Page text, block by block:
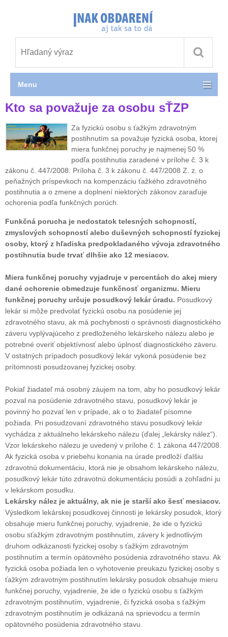
Kto sa považuje za osobu sŤZP
Za fyzickú osobu s ťažkým zdravotným
postihnutím sa považuje fyzická osoba, ktorej
miera funkčnej poruchy je najmenej 50 %
podľa postihnutia zaradené v prílohe č. 3 k
zákonu č. 447/2008. Príloha č. 3 k zákonu č. 447/2008 Z. z. o
peňažných príspevkoch na kompenzáciu ťažkého zdravotného
postihnutia a o zmene a doplnení niektorých zákonov zaraďuje
ochorenia podľa funkčných porúch.
Funkčná porucha je nedostatok telesných schopností,
zmyslových schopností alebo duševných schopností fyzickej
osoby, ktorý z hľadiska predpokladaného vývoja zdravotného
postihnutia bude trvať dlhšie ako 12 mesiacov.
Miera funkčnej poruchy vyjadruje v percentách do akej miery
dané ochorenie obmedzuje funkčnosť organizmu. Mieru
funkčnej poruchy určuje posudkový lekár úradu. Posudkový
lekár si môže predvolať fyzickú osobu na posúdenie jej
zdravotného stavu, ak má pochybnosti o správnosti diagnostického
záveru vyplývajúceho z predloženého lekárskeho nálezu alebo je
potrebné overiť objektívnosť alebo úplnosť diagnostického záveru.
V ostatných prípadoch posudkový lekár vykoná posúdenie bez
prítomnosti posudzovanej fyzickej osoby.
Pokiaľ žiadateľ má osobný záujem na tom, aby ho posudkový lekár
pozval na posúdenie zdravotného stavu, posudkový lekár je
povinný ho pozvať len v prípade, ak o to žiadateľ písomne
požiada. Pri posudzovaní zdravotného stavu posudkový lekár
vychádza z aktuálneho lekárskeho nálezu (ďalej „lekársky nález“).
Vzor lekárskeho nálezu je uvedený v prílohe č. 1 zákona 447/2008.
Ak fyzická osoba v priebehu konania na úrade predloží ďalšiu
zdravotnú dokumentáciu, ktorá nie je obsahom lekárskeho nálezu,
posudkový lekár túto zdravotnú dokumentáciu posúdi a zohľadní ju
v lekárskom posudku.
Lekársky nález je aktuálny, ak nie je starší ako šesť mesiacov.
Výsledkom lekárskej posudkovej činnosti je lekársky posudok, ktorý
obsahuje mieru funkčnej poruchy, vyjadrenie, že ide o fyzickú
osobu sťažkým zdravotným postihnutím, závery k jednotlivým
druhom odkázanosti fyzickej osoby s ťažkým zdravotným
postihnutím a termín opätovného posúdenia zdravotného stavu. Ak
fyzická osoba požiada len o vyhotovenie preukazu fyzickej osoby s
ťažkým zdravotným postihnutím lekársky posudok obsahuje mieru
funkčnej poruchy, vyjadrenie, že ide o fyzickú osobu s ťažkým
zdravotným postihnutím, vyjadrenie, či fyzická osoba s ťažkým
zdravotným postihnutím je odkázaná na sprievodcu a termín
opätovného posúdenia zdravotného stavu.
Menu